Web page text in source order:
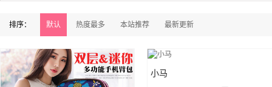
排序： 默认 热度最多 本站推荐 最新更新
小马